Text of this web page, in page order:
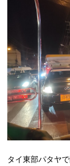
タイ東部パタヤ